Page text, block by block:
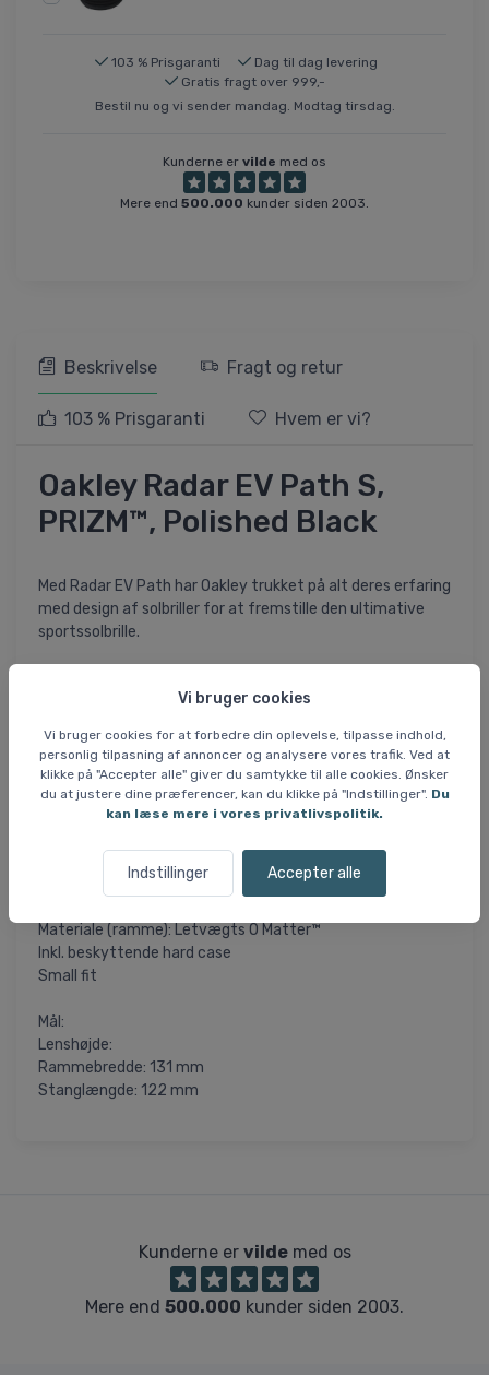
Vi bruger cookies
Vi bruger cookies for at forbedre din oplevelse, tilpasse indhold,
personlig tilpasning af annoncer og analysere vores trafik. Ved at
klikke på "Accepter alle" giver du samtykke til alle cookies. Ønsker
du at justere dine præferencer, kan du klikke på "Indstillinger". Du
kan læse mere i vores privatlivspolitik.
Indstillinger Accepter alle
103 % Prisgaranti
Dag til dag levering
Gratis fragt over 999,-
Bestil nu og vi sender mandag. Modtag tirsdag.
Kunderne er vilde med os
Mere end 500.000 kunder siden 2003.
Beskrivelse Fragt og retur
103 % Prisgaranti Hvem er vi?
Oakley Radar EV Path S,
PRIZM™, Polished Black
Med Radar EV Path har Oakley trukket på alt deres erfaring
med design af solbriller for at fremstille den ultimative
sportssolbrille.
og vejer ganske lidt. Denne model kommer med glas
det fri. De er desuden perfekte til skiløb. Prizm glassene
forstærker kontraster og farver og fremhæver detaljer -
alt sammen essentielt for at du kan give den maks gas
ude på vejene eller i bjergene.
Linse: PRIZM 24K Polarized
Materiale (ramme): Letvægts O Matter™
Inkl. beskyttende hard case
Small fit
Mål:
Lenshøjde:
Rammebredde: 131 mm
Stanglængde: 122 mm
Kunderne er vildemed os
Mere end 500.000 kunder siden 2003.